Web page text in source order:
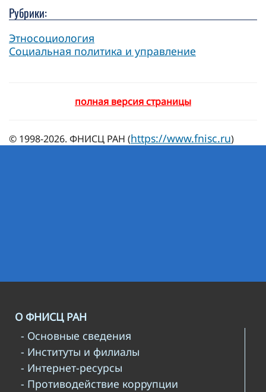
Рубрики:
Этносоциология
Социальная политика и управление
полная версия страницы
© 1998-2026. ФНИСЦ РАН (https://www.fnisc.ru)
О ФНИСЦ РАН
- Основные сведения
- Институты и филиалы
- Интернет-ресурсы
- Противодействие коррупции